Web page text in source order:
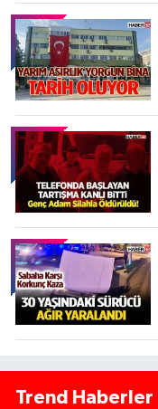
Trend Haberler